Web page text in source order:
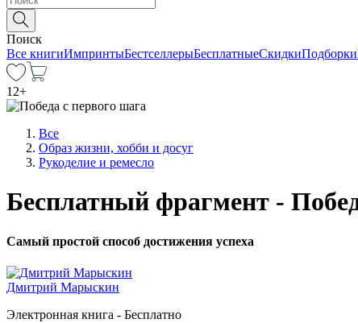
Поиск
Все книгиИмпринтыБестселлерыБесплатныеСкидкиПодборки
12+
Все
Образ жизни, хобби и досуг
Рукоделие и ремесло
Бесплатный фрагмент -
Самый простой способ достижения успеха
Дмитрий Марыскин
Электронная книга - Бесплатно